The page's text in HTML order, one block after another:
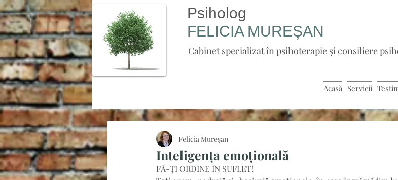
Psiholog
FELICIA MUREȘAN
Cabinet specializat în psihoterapie și consiliere
Acasă Servicii
Inteligența emoțională
Felicia Mureșan
FĂ-ȚI ORDINE ÎN SUFLET!